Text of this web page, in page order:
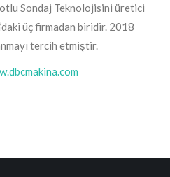
Sondaj Teknolojisini üretici
üç firmadan biridir. 2018
tercih etmiştir.